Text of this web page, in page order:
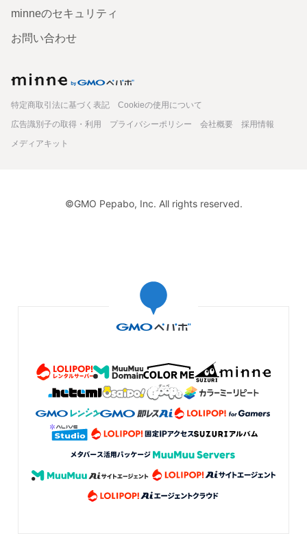
minneのセキュリティ
お問い合わせ
特定商取引法に基づく表記
Cookieの使用について
広告識別子の取得・利用
プライバシーポリシー 会社概要
採用情報
メディアキット
©GMO Pepabo, Inc. All rights reserved.